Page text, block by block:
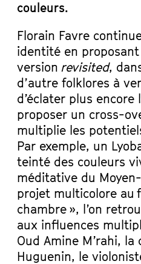
couleurs.
Florain Favre
identité en
version revisited,
d’autre folklores à
d’éclater plus
proposer un cross-
multiplie les
Par exemple, un
teinté des couleurs
méditative du
projet multicolore au
chambre », l’on
aux influences
Oud Amine M’rahi,
Huguenin, le